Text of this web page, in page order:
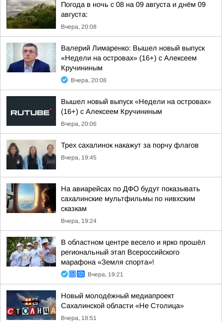
Погода в ночь с 08 на 09 августа и днём 09
августа:
Вчера, 20:08
Валерий Лимаренко: Вышел новый выпуск
«Недели на островах» (16+) с Алексеем
Кручининым
Вчера, 20:08
Вышел новый выпуск «Недели на островах»
(16+) с Алексеем Кручининым
Вчера, 20:06
Трех сахалинок накажут за порчу флагов
Вчера, 19:45
На авиарейсах по ДФО будут показывать
сахалинские мультфильмы по нивхским
сказкам
Вчера, 19:24
В областном центре весело и ярко прошёл
региональный этап Всероссийского
марафона «Земля спорта»!
Вчера, 19:21
Новый молодёжный медиапроект
Сахалинской области «Не Столица»
Вчера, 18:51